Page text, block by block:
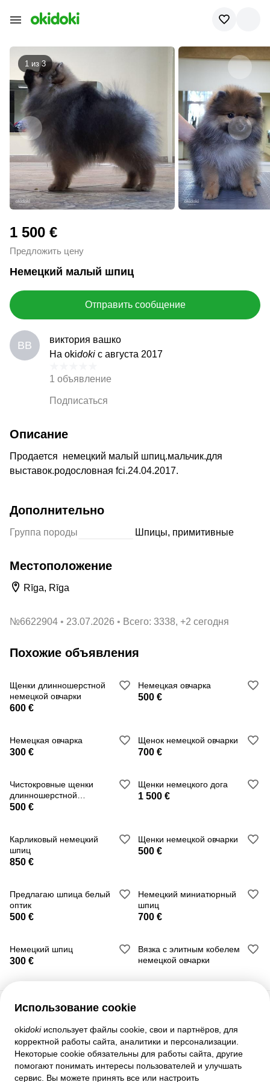
1 из3
1 500 €
Предложить цену
Немецкий малый шпиц
Отправить сообщение
ВВ
виктория вашко
На okidoki с августа 2017
1 объявление
Подписаться
Описание
Продается немецкий малый шпиц.мальчик.для
выставок.родословная fci.24.04.2017.
Дополнительно
Группа породы Шпицы, примитивные
Местоположение
Rīga, Rīga
№6622904 23.07.2026 Всего: 3338, +2 сегодня
Похожие объявления
Щенки длинношерстной
немецкой овчарки
600 €
Немецкая овчарка
500 €
Немецкая овчарка
300 €
Щенок немецкой овчарки
700 €
Чистокровные щенки
длинношерстной
немецкой овчарки
500 €
Щенки немецкого дога
1 500 €
Карликовый немецкий
шпиц
850 €
Щенки немецкой овчарки
500 €
Предлагаю шпица белый
оптик
500 €
Немецкий миниатюрный
шпиц
700 €
Немецкий шпиц
300 €
Вязка с элитным кобелем
немецкой овчарки
Использование cookie
okidokiиспользует файлы cookie, свои и партнёров, для
корректной работы сайта, аналитики и персонализации.
Некоторые cookie обязательны для работы сайта, другие
помогают понимать интересы пользователей и улучшать
сервис. Вы можете принять все или настроить
Служба поддержки
Помощь
Правила и соглашения
Настройки приватности